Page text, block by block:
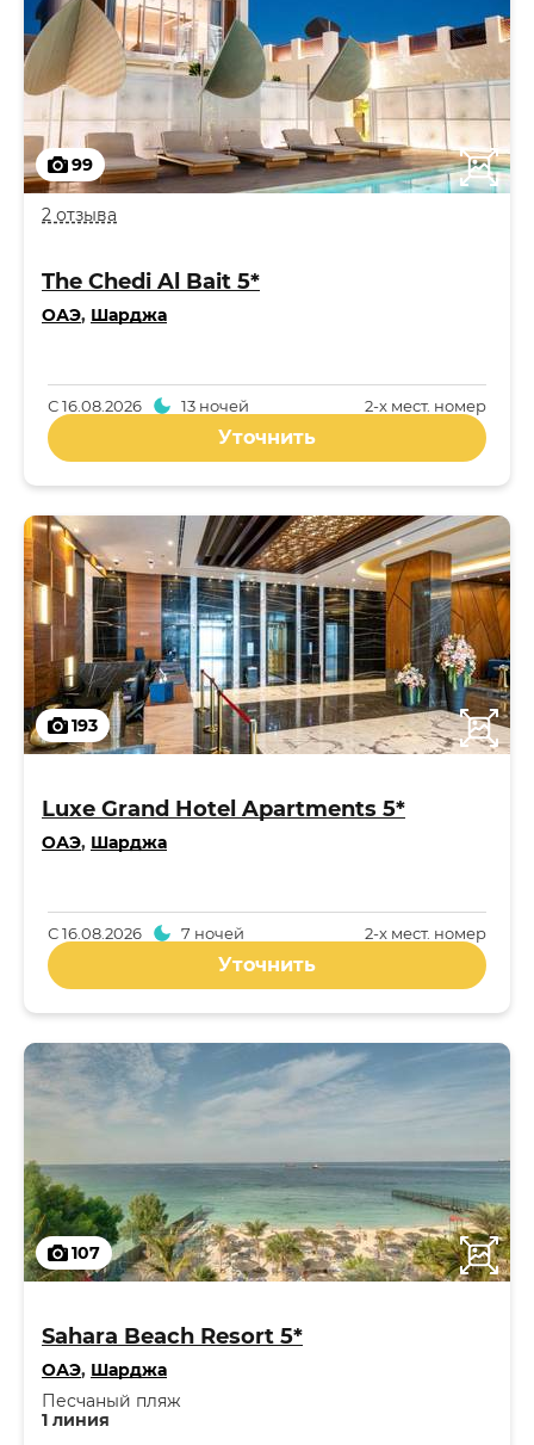
99
2 отзыва
The Chedi Al Bait 5*
ОАЭ, Шарджа
2-x мест. номер
С16.08.2026 13 ночей
Уточнить
193
Luxe Grand Hotel Apartments 5*
ОАЭ, Шарджа
2-x мест. номер
С16.08.2026 7 ночей
Уточнить
107
Sahara Beach Resort 5*
ОАЭ, Шарджа
1 линия
Песчаный пляж